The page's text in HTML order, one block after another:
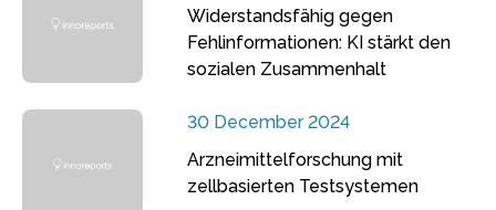
Widerstandsfähig gegen
Fehlinformationen: KI stärkt den
sozialen Zusammenhalt
30 December 2024
Arzneimittelforschung mit
zellbasierten Testsystemen